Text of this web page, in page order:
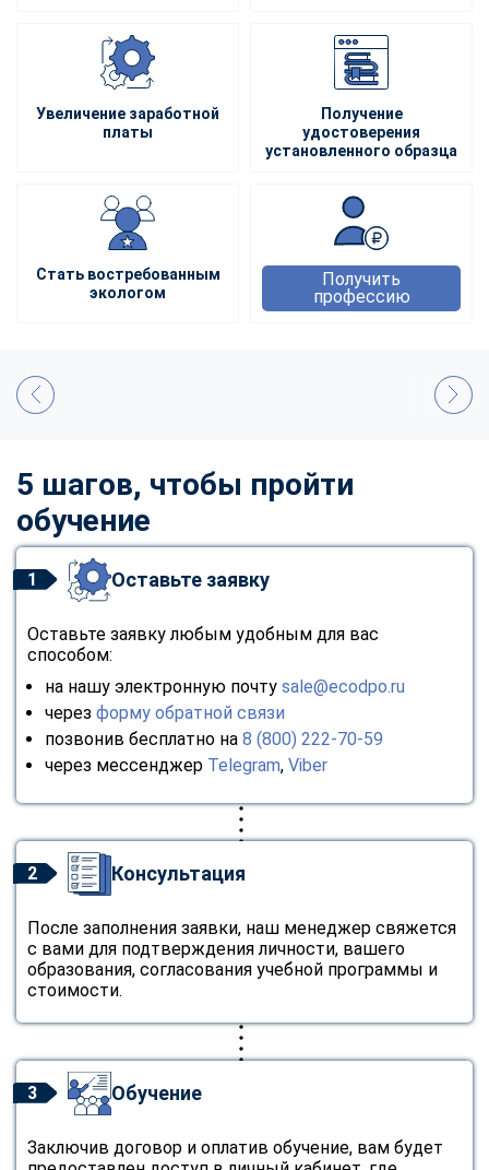
Увеличение заработной
платы
Получение
удостоверения
установленного образца
Стать востребованным
экологом
Получить
профессию
5 шагов, чтобы пройти
обучение
1 Оставьте заявку
Оставьте заявку любым удобным для вас
способом:
на нашу электронную почту sale@ecodpo.ru
через форму обратной связи
позвонив бесплатно на 8 (800) 222-70-59
через мессенджер Telegram, Viber
2 Консультация
После заполнения заявки, наш менеджер свяжется
с вами для подтверждения личности, вашего
образования, согласования учебной программы и
стоимости.
3 Обучение
Заключив договор и оплатив обучение, вам будет